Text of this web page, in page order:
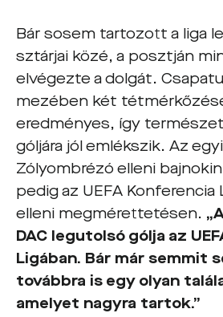
Bár sosem tartozott a liga
sztárjai közé, a posztján
elvégezte a dolgát.
mezében két
eredményes, így
góljára jól emlékszik. Az
Zólyombrézó elleni
pedig az UEFA Konferencia
elleni megmérettetésen.
DAC legutolsó gólja az
Ligában. Bár már semmit
továbbra is egy olyan
amelyet nagyra tartok.”